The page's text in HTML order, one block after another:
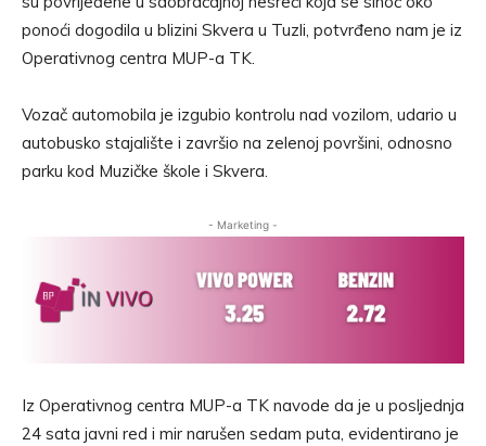
ponoći dogodila u blizini Skvera u Tuzli, potvrđeno nam je iz
Operativnog centra MUP-a TK.
Vozač automobila je izgubio kontrolu nad vozilom, udario u
autobusko stajalište i završio na zelenoj površini, odnosno
parku kod Muzičke škole i Skvera.
- Marketing -
Iz Operativnog centra MUP-a TK navode da je u posljednja
24 sata javni red i mir narušen sedam puta, evidentirano je